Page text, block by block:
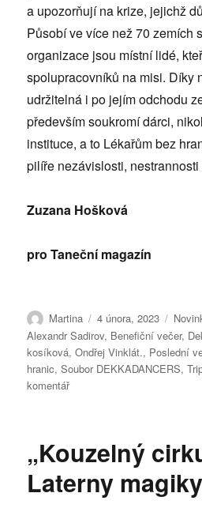
a upozorňují na krize, jejichž
Působí ve více než 70 zemích
organizace jsou místní lidé,
spolupracovníků na misi. Díky
udržitelná i po jejím odchodu
především soukromí dárci,
instituce, a to Lékařům bez
pilíře nezávislosti, nestrannosti
Zuzana Hošková
pro Taneční magazín
Autor:
Martina Publikováno:
4 února, 2023
Alexandr Sadirov, Benefiční večer,
kosíková,Ondřej Vinklát., Poslední
hranic,Soubor DEKKADANCERS,
komentářpro
Dekkadancers
podporují
lékaře
„Kouzelný
Laterny magiky